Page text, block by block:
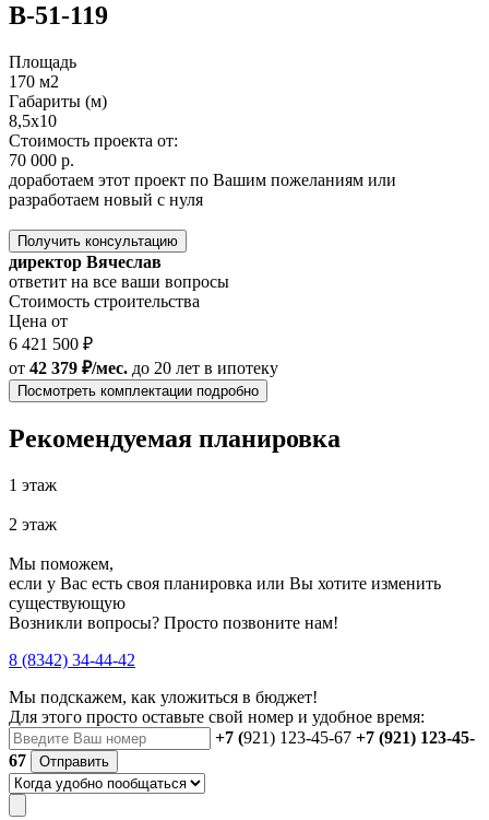
B-51-119
Площадь
170 м2
Габариты (м)
8,5х10
Стоимость проекта от:
70 000 р.
доработаем этот проект по Вашим пожеланиям или
разработаем новый с нуля
Получить консультацию
директор Вячеслав
ответит на все ваши вопросы
Стоимость строительства
Цена от
6 421 500 ₽
от 42 379 ₽/мес. до 20 лет в ипотеку
Посмотреть комплектации подробно
Рекомендуемая планировка
1 этаж
2 этаж
Мы поможем,
если у Вас есть своя планировка или Вы хотите изменить
существующую
Возникли вопросы? Просто позвоните нам!
8 (8342) 34-44-42
Мы подскажем, как уложиться в бюджет!
Для этого просто оставьте свой номер и удобное время:
+7 (921) 123-45-67 +7 (921) 123-45-
67
Отправить